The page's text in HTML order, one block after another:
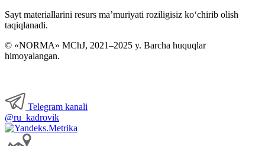
Sayt materiallarini resurs ma’muriyati roziligisiz koʻchirib olish
taqiqlanadi.
© «NORMA» MChJ, 2021–2025 y. Barcha huquqlar
himoyalangan.
Telegram kanali
@ru_kadrovik